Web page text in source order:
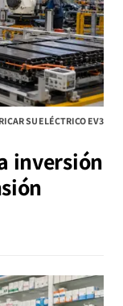
SU ELÉCTRICO EV3
inversión